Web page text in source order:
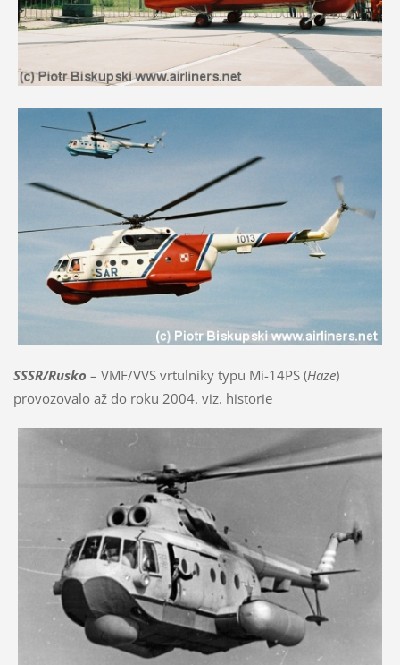
SSSR/Rusko – VMF/VVS vrtulníky typu Mi-14PS (Haze)
provozovalo až do roku 2004. viz. historie